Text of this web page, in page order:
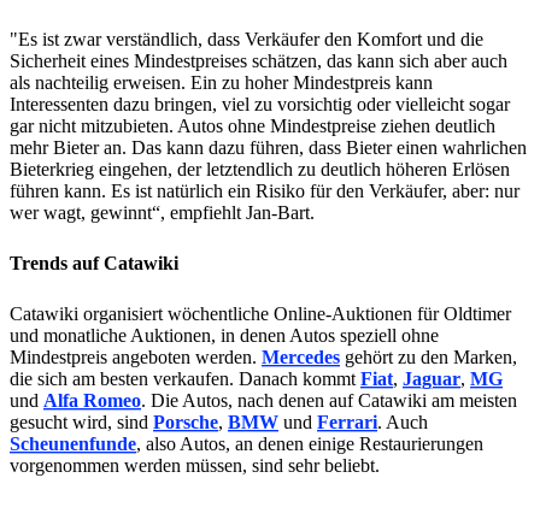
"Es ist zwar verständlich, dass Verkäufer den Komfort und die
Sicherheit eines Mindestpreises schätzen, das kann sich aber auch
als nachteilig erweisen. Ein zu hoher Mindestpreis kann
Interessenten dazu bringen, viel zu vorsichtig oder vielleicht sogar
gar nicht mitzubieten. Autos ohne Mindestpreise ziehen deutlich
mehr Bieter an. Das kann dazu führen, dass Bieter einen wahrlichen
Bieterkrieg eingehen, der letztendlich zu deutlich höheren Erlösen
führen kann. Es ist natürlich ein Risiko für den Verkäufer, aber: nur
wer wagt, gewinnt“, empfiehlt Jan-Bart.
Trends auf Catawiki
Catawiki organisiert wöchentliche Online-Auktionen für Oldtimer
und monatliche Auktionen, in denen Autos speziell ohne
Mindestpreis angeboten werden. Mercedes gehört zu den Marken,
die sich am besten verkaufen. Danach kommt Fiat, Jaguar, MG
und Alfa Romeo. Die Autos, nach denen auf Catawiki am meisten
gesucht wird, sind Porsche, BMW und Ferrari. Auch
Scheunenfunde, also Autos, an denen einige Restaurierungen
vorgenommen werden müssen, sind sehr beliebt.